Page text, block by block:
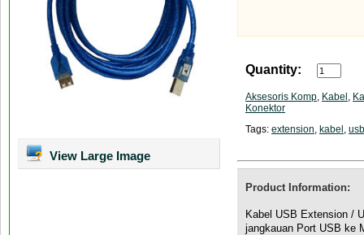
View Large Image
Quantity:
Aksesoris Komp, Kabel ,
Konektor
Tags: extension, kabel , usb
Product Information:
Kabel USB Extension /
jangkauan Port USB ke